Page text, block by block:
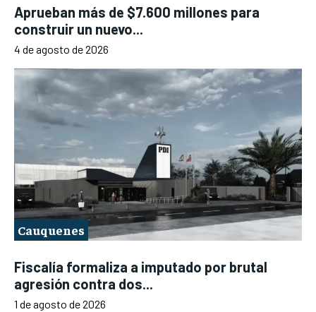
Aprueban más de $7.600 millones para
construir un nuevo...
4 de agosto de 2026
Cauquenes
Fiscalía formaliza a imputado por brutal
agresión contra dos...
1 de agosto de 2026